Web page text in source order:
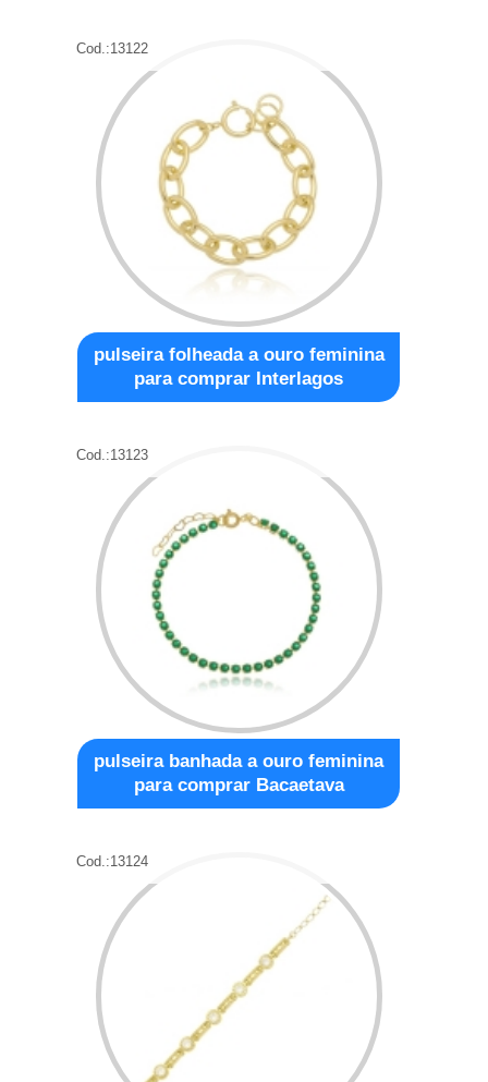
Cod.:13122
pulseira folheada a ouro feminina
para comprar Interlagos
Cod.:13123
pulseira banhada a ouro feminina
para comprar Bacaetava
Cod.:13124